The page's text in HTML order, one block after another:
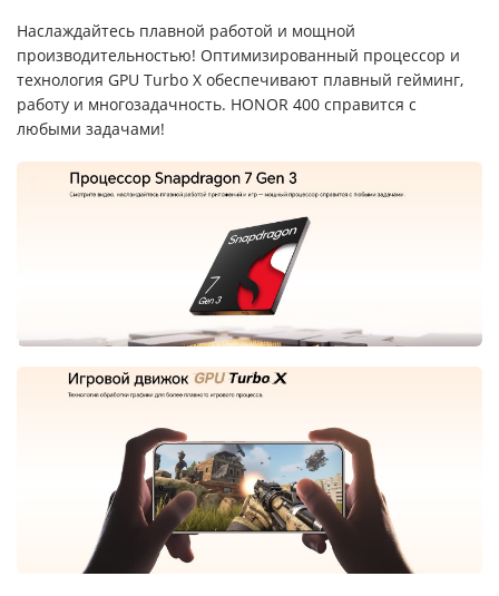
Наслаждайтесь плавной работой и мощной
производительностью! Оптимизированный процессор и
технология GPU Turbo X обеспечивают плавный гейминг,
работу и многозадачность. HONOR 400 справится с
любыми задачами!